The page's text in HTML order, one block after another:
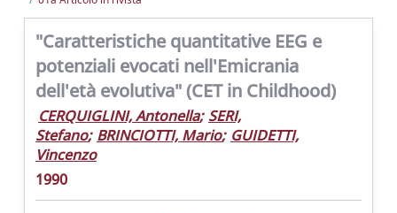
"Caratteristiche quantitative EEG e
potenziali evocati nell'Emicrania
dell'età evolutiva" (CET in Childhood)
CERQUIGLINI, Antonella; SERI,
Stefano; BRINCIOTTI, Mario; GUIDETTI,
Vincenzo
1990